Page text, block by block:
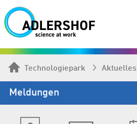
Technologiepark Aktuelles
Meldungen